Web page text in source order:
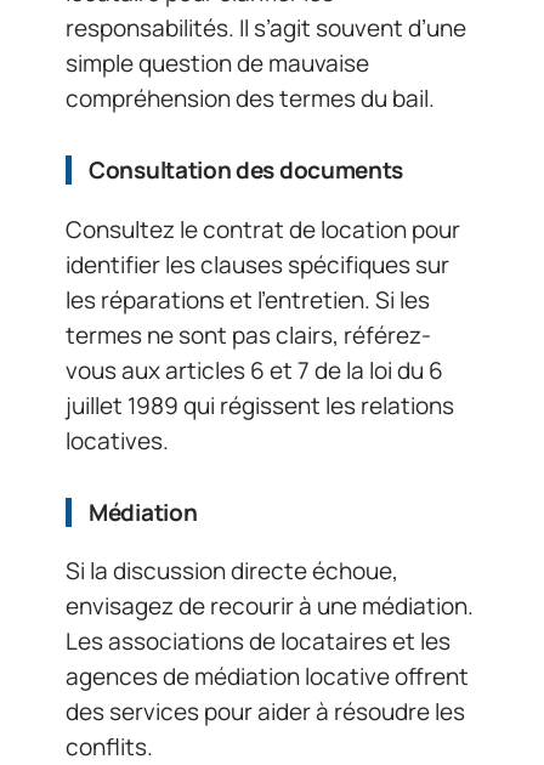
responsabilités. Il s’agit souvent d’une
simple question de mauvaise
compréhension des termes du bail.
Consultation des documents
Consultez le contrat de location pour
identifier les clauses spécifiques sur
les réparations et l’entretien. Si les
termes ne sont pas clairs, référez-
vous aux articles 6 et 7 de la loi du 6
juillet 1989 qui régissent les relations
locatives.
Médiation
Si la discussion directe échoue,
envisagez de recourir à une médiation.
Les associations de locataires et les
agences de médiation locative offrent
des services pour aider à résoudre les
conflits.